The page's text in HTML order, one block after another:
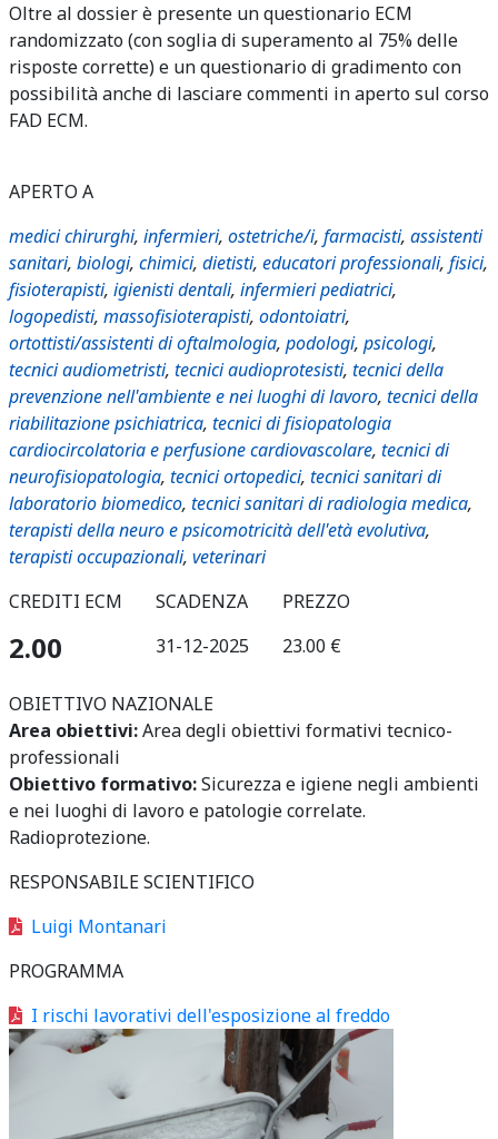
Oltre al dossier è presente un questionario ECM
randomizzato (con soglia di superamento al 75% delle
risposte corrette) e un questionario di gradimento con
possibilità anche di lasciare commenti in aperto sul corso
FAD ECM.
APERTO A
medici chirurghi, infermieri, ostetriche/i, farmacisti, assistenti
sanitari, biologi, chimici, dietisti, educatori professionali, fisici,
fisioterapisti, igienisti dentali, infermieri pediatrici,
logopedisti, massofisioterapisti, odontoiatri,
ortottisti/assistenti di oftalmologia, podologi, psicologi,
tecnici audiometristi, tecnici audioprotesisti, tecnici della
prevenzione nell'ambiente e nei luoghi di lavoro, tecnici della
riabilitazione psichiatrica, tecnici di fisiopatologia
cardiocircolatoria e perfusione cardiovascolare, tecnici di
neurofisiopatologia, tecnici ortopedici, tecnici sanitari di
laboratorio biomedico, tecnici sanitari di radiologia medica,
terapisti della neuro e psicomotricità dell'età evolutiva,
terapisti occupazionali, veterinari
CREDITI ECM
2.00
SCADENZA
31-12-2025
PREZZO
23.00 €
OBIETTIVO NAZIONALE
Area obiettivi:Area degli obiettivi formativi tecnico-
professionali
Obiettivo formativo:Sicurezza e igiene negli ambienti
e nei luoghi di lavoro e patologie correlate.
Radioprotezione.
RESPONSABILE SCIENTIFICO
Luigi Montanari
PROGRAMMA
I rischi lavorativi dell'esposizione al freddo